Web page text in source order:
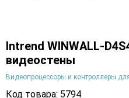
Intrend WINWALL-
видеостены
Видеопроцессоры и контроллеры
Код товара: 5794